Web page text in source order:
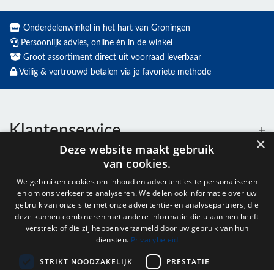
Onderdelenwinkel in het hart van Groningen
Persoonlijk advies, online én in de winkel
Groot assortiment direct uit voorraad leverbaar
Veilig & vertrouwd betalen via je favoriete methode
Klantenservice
Openingstijden
Nieuwsbrief
×
Deze website maakt gebruik
van cookies.
We gebruiken cookies om inhoud en advertenties te personaliseren
en om ons verkeer te analyseren. We delen ook informatie over uw
gebruik van onze site met onze advertentie- en analysepartners, die
deze kunnen combineren met andere informatie die u aan hen heeft
verstrekt of die zij hebben verzameld door uw gebruik van hun
diensten. Privacybeleid
STRIKT NOODZAKELIJK PRESTATIE